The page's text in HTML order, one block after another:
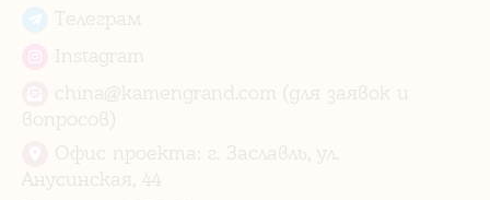
Телеграм
Instagram
china@kamengrand.com (для заявок и
вопросов)
Офис проекта: г. Заславль, ул.
Анусинская, 44